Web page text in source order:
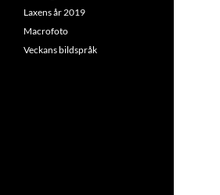
Laxens år 2019
Macrofoto
Veckans bildspråk